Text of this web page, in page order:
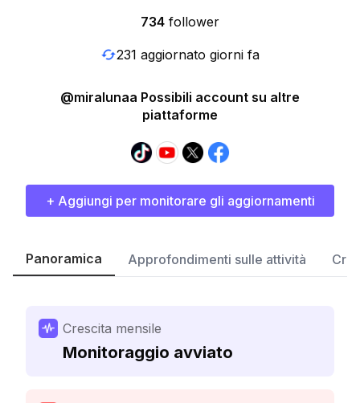
734 follower
231 aggiornato giorni fa
@miralunaa Possibili account su altre
piattaforme
+ Aggiungi per monitorare gli aggiornamenti
Panoramica Approfondimenti sulle attività
Crescita mensile
Monitoraggio avviato